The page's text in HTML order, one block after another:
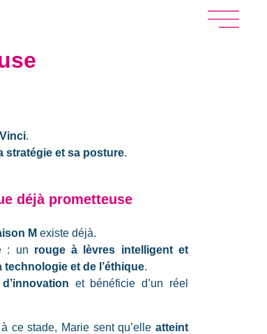
.
stratégie et sa posture.
déjà prometteuse
M existe déjà.
: un rouge à lèvres intelligent et
technologie et de l’éthique.
et bénéficie d’un réel
ce stade, Marie sent qu’elle atteint